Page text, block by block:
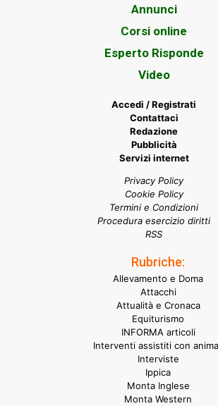
Annunci
Corsi online
Esperto Risponde
Video
Accedi / Registrati
Contattaci
Redazione
Pubblicità
Servizi internet
Privacy Policy
Cookie Policy
Termini e Condizioni
Procedura esercizio diritti
RSS
Rubriche:
Allevamento e Doma
Attacchi
Attualità e Cronaca
Equiturismo
INFORMA articoli
Interventi assistiti con
Interviste
Ippica
Monta Inglese
Monta Western